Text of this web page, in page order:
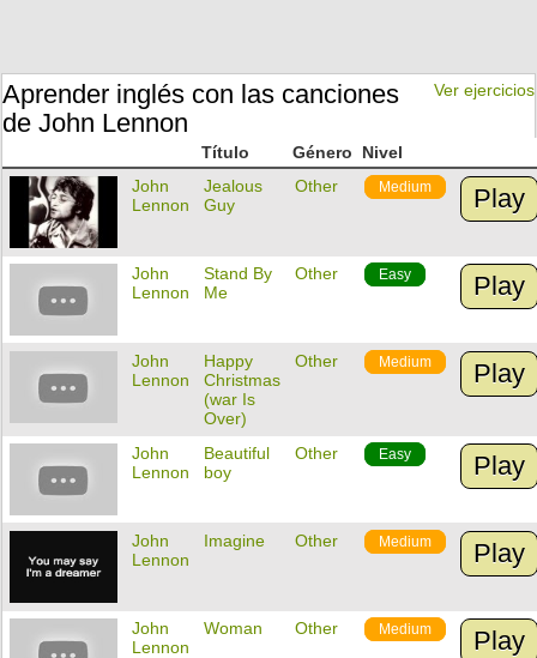
Ver ejercicios
Aprender inglés con las canciones
de John Lennon
Título Género
Nivel
John
Lennon
Jealous
Guy
Other Medium Play
John
Lennon
Stand By
Me
Other Easy Play
John
Lennon
Happy
Christmas
(war Is
Over)
Other Medium Play
John
Lennon
Beautiful
boy
Other Easy Play
John
Lennon
Imagine Other Medium Play
John
Lennon
Woman Other Medium Play